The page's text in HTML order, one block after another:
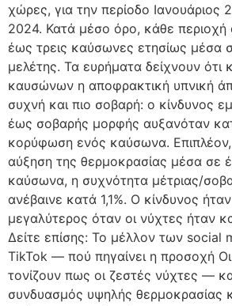
χώρες, για την περίοδο Ιανουάριος
2024. Κατά μέσο όρο, κάθε περιοχή
έως τρεις καύσωνες ετησίως μέσα
μελέτης. Τα ευρήματα δείχνουν ότι
καυσώνων η αποφρακτική υπνική
συχνή και πιο σοβαρή: ο κίνδυνος
έως σοβαρής μορφής αυξανόταν
κορύφωση ενός καύσωνα. Επιπλέον,
αύξηση της θερμοκρασίας μέσα σε
καύσωνα, η συχνότητα μέτριας/
ανέβαινε κατά 1,1%. Ο κίνδυνος
μεγαλύτερος όταν οι νύχτες ήταν
Δείτε επίσης: Το μέλλον των social
TikTok — πού πηγαίνει η προσοχή
τονίζουν πως οι ζεστές νύχτες —
συνδυασμός υψηλής θερμοκρασίας